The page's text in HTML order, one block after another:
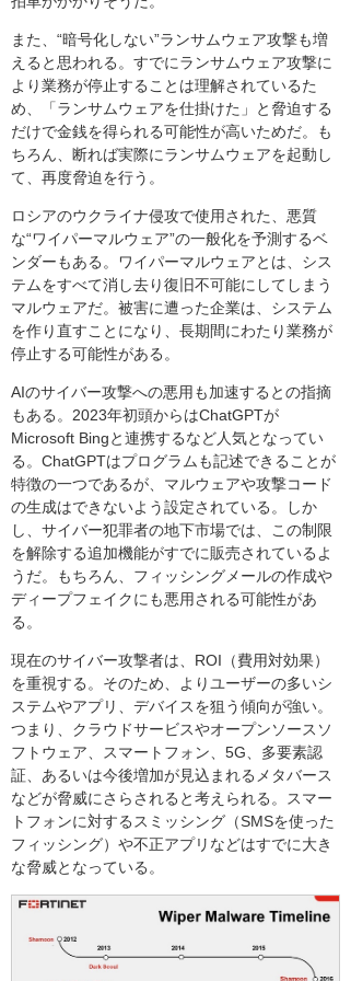
また、“暗号化しない”ランサムウェア攻撃も増
えると思われる。すでにランサムウェア攻撃に
より業務が停止することは理解されているた
め、「ランサムウェアを仕掛けた」と脅迫する
だけで金銭を得られる可能性が高いためだ。も
ちろん、断れば実際にランサムウェアを起動し
て、再度脅迫を行う。
ロシアのウクライナ侵攻で使用された、悪質
な“ワイパーマルウェア”の一般化を予測するベ
ンダーもある。ワイパーマルウェアとは、シス
テムをすべて消し去り復旧不可能にしてしまう
マルウェアだ。被害に遭った企業は、システム
を作り直すことになり、長期間にわたり業務が
停止する可能性がある。
AIのサイバー攻撃への悪用も加速するとの指摘
もある。2023年初頭からはChatGPTが
Microsoft Bingと連携するなど人気となってい
る。ChatGPTはプログラムも記述できることが
特徴の一つであるが、マルウェアや攻撃コード
の生成はできないよう設定されている。しか
し、サイバー犯罪者の地下市場では、この制限
を解除する追加機能がすでに販売されているよ
うだ。もちろん、フィッシングメールの作成や
ディープフェイクにも悪用される可能性があ
る。
現在のサイバー攻撃者は、ROI（費用対効果）
を重視する。そのため、よりユーザーの多いシ
ステムやアプリ、デバイスを狙う傾向が強い。
つまり、クラウドサービスやオープンソースソ
フトウェア、スマートフォン、5G、多要素認
証、あるいは今後増加が見込まれるメタバース
などが脅威にさらされると考えられる。スマー
トフォンに対するスミッシング（SMSを使った
フィッシング）や不正アプリなどはすでに大き
な脅威となっている。